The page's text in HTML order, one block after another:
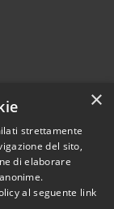
2026 • Comune di
• Powered by
×
strettamente
del sito,
di elaborare
al seguente link